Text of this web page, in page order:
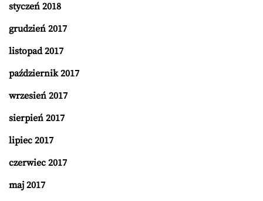
styczeń 2018
grudzień 2017
listopad 2017
październik 2017
wrzesień 2017
sierpień 2017
lipiec 2017
czerwiec 2017
maj 2017